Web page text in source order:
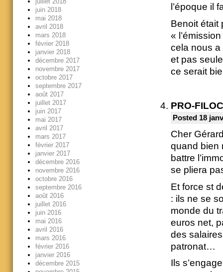
l’époque il
Benoit
«
cela nous a
et pas
ce serait
PRO-
Posted 18
Cher
quand bien
battre
se pliera
Et force st
: ils ne se
monde du
euros net,
des
patronat…
Ils
juin 2018
mai 2018
avril 2018
mars 2018
février 2018
janvier 2018
décembre 2017
novembre 2017
octobre 2017
septembre 2017
août 2017
juillet 2017
juin 2017
mai 2017
avril 2017
mars 2017
février 2017
janvier 2017
décembre 2016
novembre 2016
octobre 2016
septembre 2016
août 2016
juillet 2016
juin 2016
mai 2016
avril 2016
mars 2016
février 2016
janvier 2016
décembre 2015